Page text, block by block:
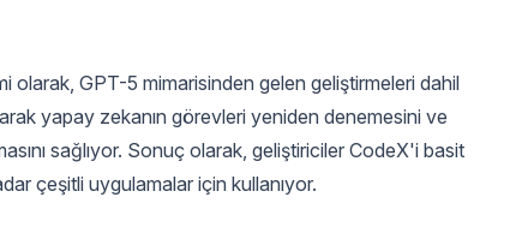
GPT-5 mimarisinden gelen geliştirmeleri dahil
yapay zekanın görevleri yeniden denemesini ve
sağlıyor. Sonuç olarak, geliştiriciler CodeX'i basit
çeşitli uygulamalar için kullanıyor.